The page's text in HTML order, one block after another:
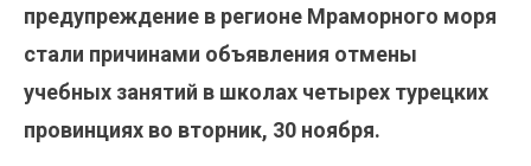
предупреждение в регионе Мраморного моря
стали причинами объявления отмены
учебных занятий в школах четырех турецких
провинциях во вторник, 30 ноября.